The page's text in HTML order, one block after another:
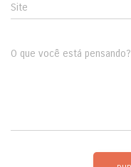
Site
O que você está pensando?